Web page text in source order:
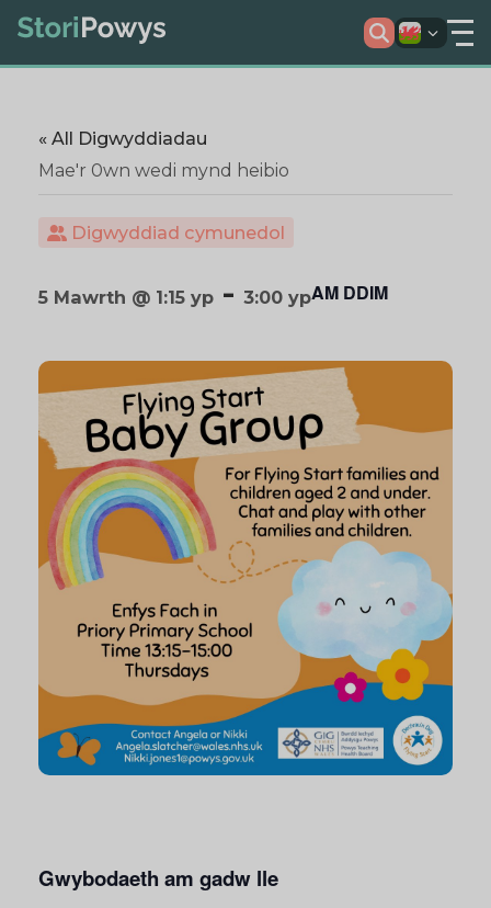
« All Digwyddiadau
Mae'r 0wn wedi mynd heibio
Digwyddiad cymunedol
5 Mawrth @ 1:15 yp - 3:00 ypAM DDIM
Gwybodaeth am gadw lle